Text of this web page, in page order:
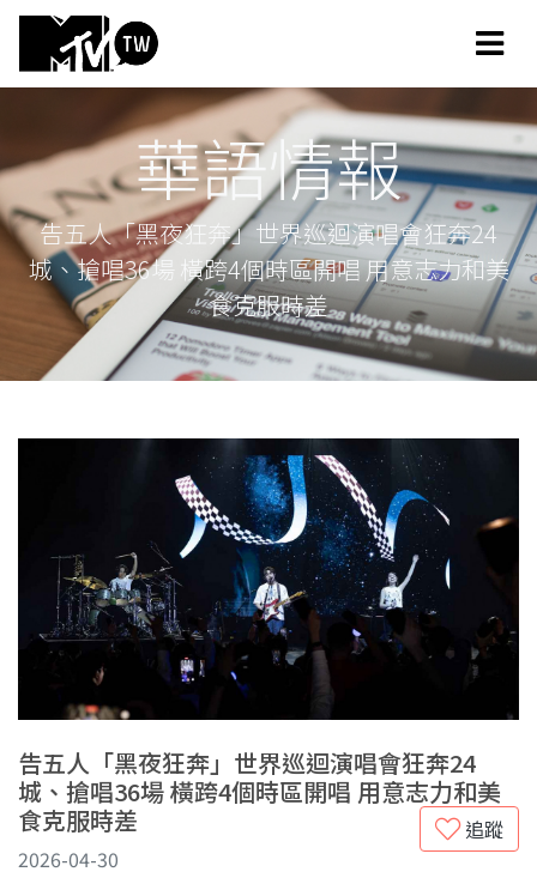
華語情報
告五人「黑夜狂奔」世界巡迴演唱會狂奔24
城、搶唱36場 橫跨4個時區開唱 用意志力和美
食克服時差
告五人「黑夜狂奔」世界巡迴演唱會狂奔24
城、搶唱36場 橫跨4個時區開唱 用意志力和美
食克服時差
追蹤
2026-04-30